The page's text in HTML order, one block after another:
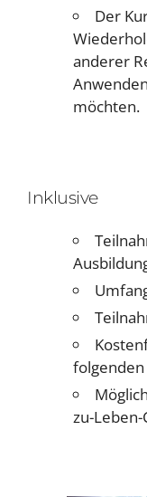
Der
anderer
möchten.
Inklusive
zu-